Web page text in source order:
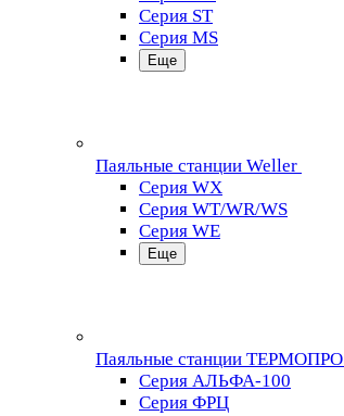
Серия ST
Серия MS
Еще
Паяльные станции Weller
Серия WX
Серия WT/WR/WS
Серия WE
Еще
Паяльные станции ТЕРМОПРО
Серия АЛЬФА-100
Серия ФРЦ